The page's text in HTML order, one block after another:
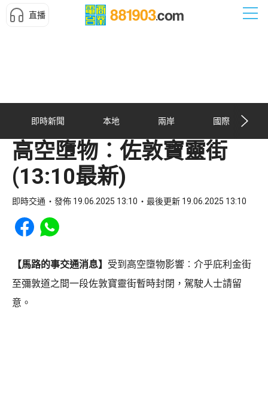
直播
即時新聞 本地 兩岸 國際
高空墮物︰佐敦寶靈街
(13:10最新)
即時交通 發佈 19.06.2025 13:10 最後更新 19.06.2025 13:10
Share to Facebook
Share to WhatsApp
【馬路的事交通消息】 受到高空墮物影響︰介乎庇利金街
至彌敦道之間一段佐敦寶靈街暫時封閉，駕駛人士請留
意。